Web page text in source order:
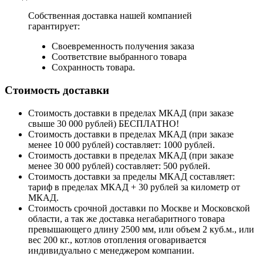
Собственная доставка нашей компанией
гарантирует:
Своевременность получения заказа
Соответствие выбранного товара
Сохранность товара.
Стоимость доставки
Стоимость доставки в пределах МКАД (при заказе
свыше 30 000 рублей) БЕСПЛАТНО!
Стоимость доставки в пределах МКАД (при заказе
менее 10 000 рублей) составляет: 1000 рублей.
Стоимость доставки в пределах МКАД (при заказе
менее 30 000 рублей) составляет: 500 рублей.
Стоимость доставки за пределы МКАД составляет:
тариф в пределах МКАД + 30 рублей за километр от
МКАД.
Стоимость срочной доставки по Москве и Московской
области, а так же доставка негабаритного товара
превышающего длину 2500 мм, или объем 2 куб.м., или
вес 200 кг., котлов отопления оговаривается
индивидуально с менеджером компании.